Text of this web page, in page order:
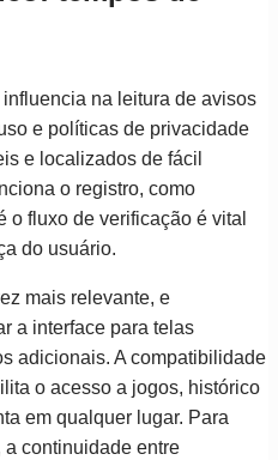
na leitura de avisos
e políticas de privacidade
e localizados de fácil
o registro, como
o fluxo de verificação é vital
do usuário.
mais relevante, e
a interface para telas
adicionais. A compatibilidade
o acesso a jogos, histórico
em qualquer lugar. Para
continuidade entre